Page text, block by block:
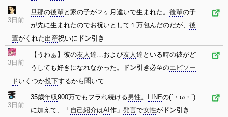
3日前
旦那の後輩と家の子が２ヶ月違いで生まれた。 後輩の子
が先に生まれたのでお祝いとして１万包んだのだが、 後
輩がくれた出産祝いに ドン引き
3日前
【うわぁ】彼の友人達…および友人達といる時の彼がど
うしても好きになれなかった。
ドン引き 必至のエピソー
ドいくつか投下するから聞いて
3日前
35歳年収900万でもフラれ続ける男性。 LINEの(´・ω・`)
に加えて、「 自己紹介はAI 作」 発言で女性が ドン引き